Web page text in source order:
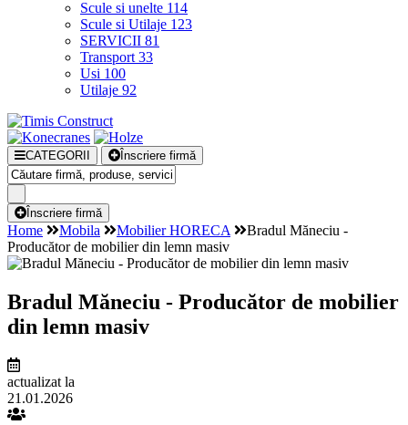
Scule si unelte 114
Scule si Utilaje 123
SERVICII 81
Transport 33
Usi 100
Utilaje 92
CATEGORII Înscriere firmă
Înscriere firmă
Home Mobila Mobilier HORECA
Bradul Măneciu -
Producător de mobilier din lemn masiv
Bradul Măneciu - Producător de mobilier
din lemn masiv
actualizat la
21.01.2026